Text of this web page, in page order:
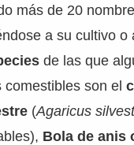
más de 20
a su cultivo
de las que
comestibles son el
(Agaricus
Bola de anis